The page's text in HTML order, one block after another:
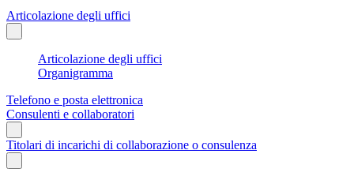
Articolazione degli uffici
Articolazione degli uffici
Organigramma
Telefono e posta elettronica
Consulenti e collaboratori
Titolari di incarichi di collaborazione o consulenza